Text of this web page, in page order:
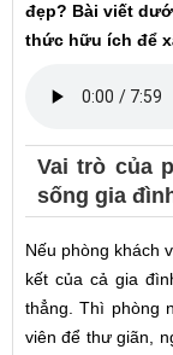
đẹp? Bài viết
thức hữu ích để
Vai trò của
sống gia
Nếu phòng khách
kết của cả gia
thẳng. Thì phòng
viên để thư giãn,